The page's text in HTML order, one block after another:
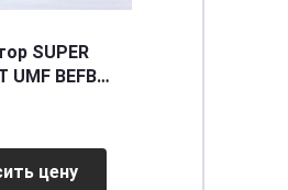
SUPER
UMF BEFB
цену